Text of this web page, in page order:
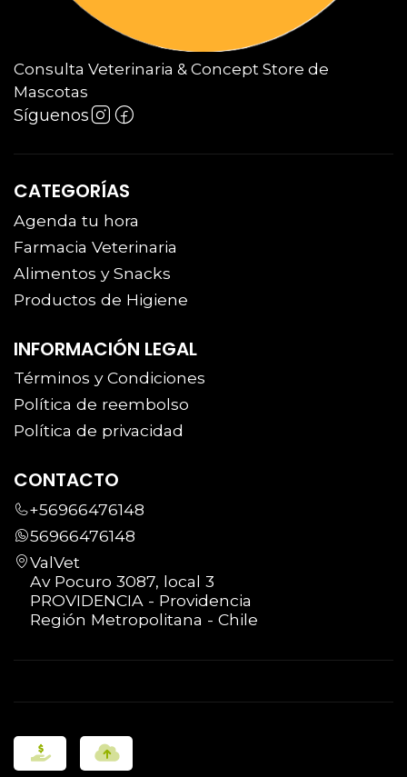
Consulta Veterinaria & Concept Store de
Mascotas
Síguenos
CATEGORÍAS
Agenda tu hora
Farmacia Veterinaria
Alimentos y Snacks
Productos de Higiene
INFORMACIÓN LEGAL
Términos y Condiciones
Política de reembolso
Política de privacidad
CONTACTO
+56966476148
56966476148
ValVet
Av Pocuro 3087, local 3
PROVIDENCIA - Providencia
Región Metropolitana - Chile